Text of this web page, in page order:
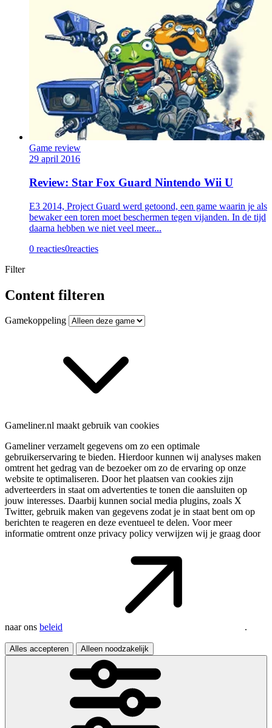
Game review
29 april 2016
Review: Star Fox Guard Nintendo Wii U
E3 2014, Project Guard werd getoond, een game waarin je als
bewaker een toren moet beschermen tegen vijanden. In de tijd
daarna hebben we niet veel meer...
0 reacties0reacties
Filter
Content filteren
Gamekoppeling
Gameliner.nl maakt gebruik van cookies
Gameliner verzamelt gegevens om zo een optimale
gebruikerservaring te bieden. Hierdoor kunnen wij analyses maken
omtrent het gedrag van de bezoeker om zo de ervaring op onze
website te optimaliseren. Door het plaatsen van cookies zijn
adverteerders in staat om advertenties te tonen die aansluiten op
jouw interesses. Daarbij kunnen social media plugins, zoals X
Twitter, gebruik maken van gegevens zodat je in staat bent om op
berichten te reageren en deze eventueel te delen. Voor meer
informatie omtrent onze privacy policy verwijzen wij je graag door
naar ons beleid .
Alles accepteren Alleen noodzakelijk